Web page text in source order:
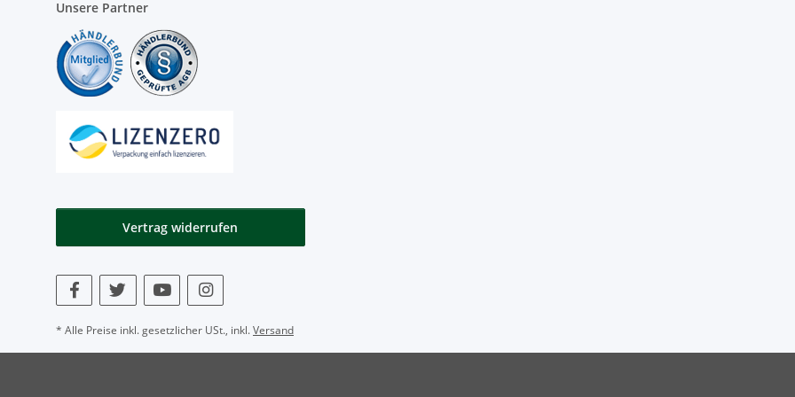
Unsere Partner
Vertrag widerrufen
* Alle Preise inkl. gesetzlicher USt., inkl.Versand